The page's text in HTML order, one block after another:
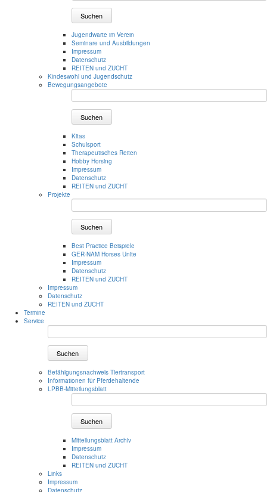
Suchen
Jugendwarte im Verein
Seminare und Ausbildungen
Impressum
Datenschutz
REITEN und ZUCHT
Kindeswohl und Jugendschutz
Bewegungsangebote
Suchen
Kitas
Schulsport
Therapeutisches Reiten
Hobby Horsing
Impressum
Datenschutz
REITEN und ZUCHT
Projekte
Suchen
Best Practice Beispiele
GER-NAM Horses Unite
Impressum
Datenschutz
REITEN und ZUCHT
Impressum
Datenschutz
REITEN und ZUCHT
Termine
Service
Suchen
Befähigungsnachweis Tiertransport
Informationen für Pferdehaltende
LPBB-Mitteilungsblatt
Suchen
Mitteilungsblatt Archiv
Impressum
Datenschutz
REITEN und ZUCHT
Links
Impressum